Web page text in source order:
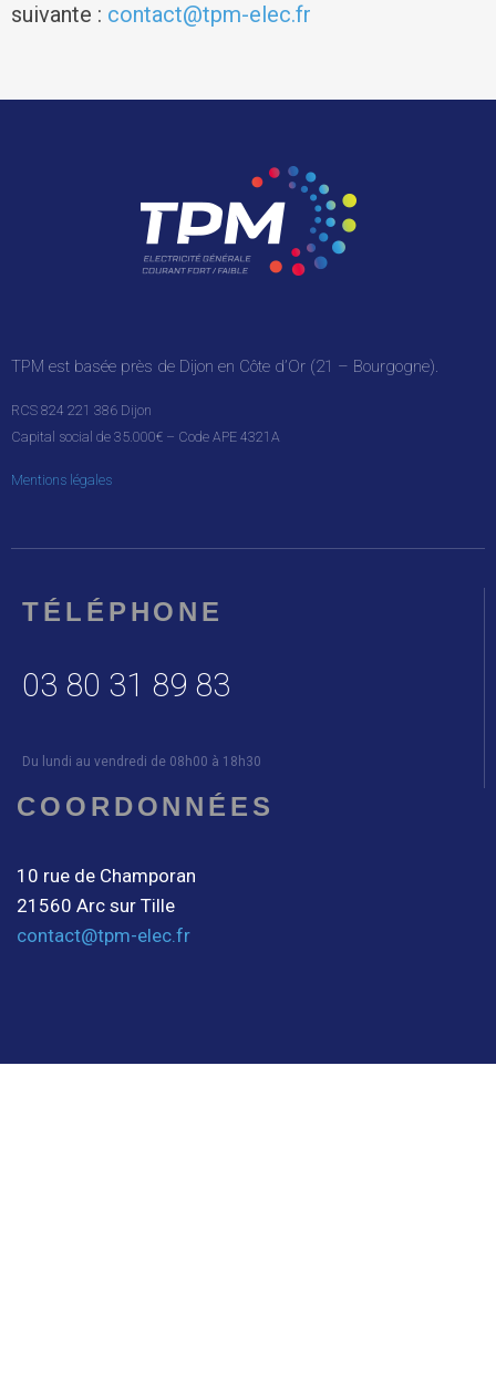
suivante : contact@tpm-elec.fr
TPM est basée près de Dijon en Côte d’Or (21 – Bourgogne).
RCS 824 221 386 Dijon
Capital social de 35.000€ – Code APE 4321A
Mentions légales
TÉLÉPHONE
03 80 31 89 83
Du lundi au vendredi de 08h00 à 18h30
COORDONNÉES
10 rue de Champoran
21560 Arc sur Tille
contact@tpm-elec.fr